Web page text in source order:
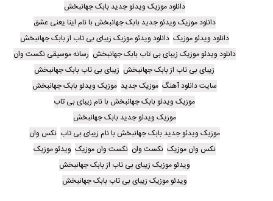
دانلود موزیک ویدئو جدید بابک جهانبخش
دانلود موزیک ویدئو جدید بابک جهانبخش با نام اینا یعنی عشق
دانلود ویدئو موزیک دانلود ویدئو موزیک زیبای بی تاب از بابک جهانبخش
دانلود ویدئو موزیک زیبای بی تاب بابک جهانبخش رسانه موسیقی نکست وان
زیبای بی تاب از بابک جهانبخش زیبای بی تاب بابک جهانبخش
سایت دانلود آهنگ موزیک جدید موزیک ویدئو بابک جهانبخش
موزیک ویدئو بابک جهانبخش با نام زیبای بی تاب
موزیک ویدئو جدید بابک جهانبخش
موزیک ویدئو جدید بابک جهانبخش با نام زیبای بی تاب نکس وان
نکس وان موزیک نکست وان نکست وان موزیک ویدئو موزیک
ویدئو موزیک زیبای بی تاب از بابک جهانبخش
ویدئو موزیک زیبای بی تاب بابک جهانبخش